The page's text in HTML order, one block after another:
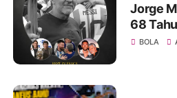
Jorge
68
Balik
BOLA